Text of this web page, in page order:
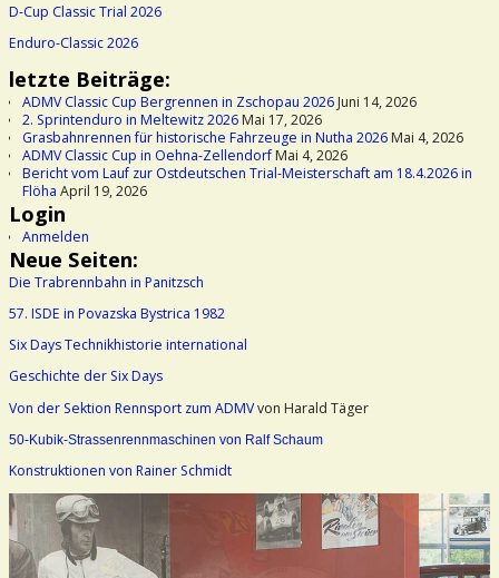
D-Cup Classic Trial 2026
Enduro-Classic 2026
letzte Beiträge:
ADMV Classic Cup Bergrennen in Zschopau 2026Juni 14, 2026
2. Sprintenduro in Meltewitz 2026Mai 17, 2026
Grasbahnrennen für historische Fahrzeuge in Nutha 2026Mai 4, 2026
ADMV Classic Cup in Oehna-ZellendorfMai 4, 2026
Bericht vom Lauf zur Ostdeutschen Trial-Meisterschaft am 18.4.2026 in
Flöha April 19, 2026
Login
Anmelden
Neue Seiten:
Die Trabrennbahn in Panitzsch
57. ISDE in Povazska Bystrica 1982
Six Days Technikhistorie international
Geschichte der Six Days
Von der Sektion Rennsport zum ADMVvon Harald Täger
50-Kubik-Strassenrennmaschinen von Ralf Schaum
Konstruktionen von Rainer Schmidt